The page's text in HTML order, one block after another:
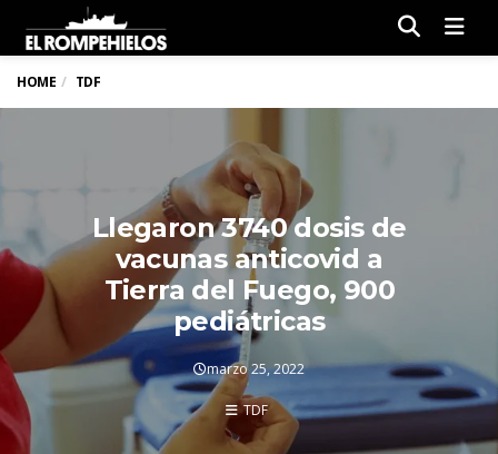
HOME TDF
Llegaron 3740 dosis de
vacunas anticovid a
Tierra del Fuego, 900
pediátricas
marzo 25, 2022
TDF